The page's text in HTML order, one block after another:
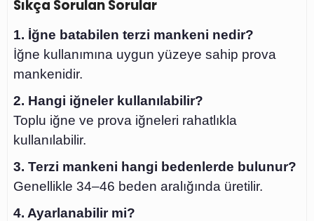
Sıkça Sorulan Sorular
1. İğne batabilen terzi mankeni nedir?
İğne kullanımına uygun yüzeye sahip prova
mankenidir.
2. Hangi iğneler kullanılabilir?
Toplu iğne ve prova iğneleri rahatlıkla
kullanılabilir.
3. Terzi mankeni hangi bedenlerde bulunur?
Genellikle 34–46 beden aralığında üretilir.
4. Ayarlanabilir mi?